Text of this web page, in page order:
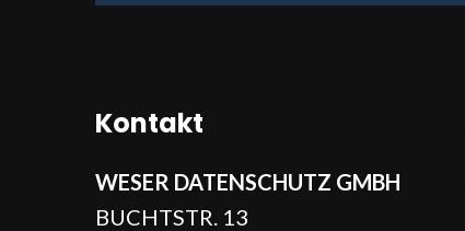
Kontakt
WESER DATENSCHUTZ GMBH
BUCHTSTR. 13